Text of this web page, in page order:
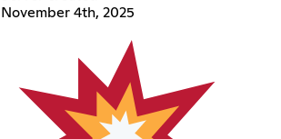
November 4th, 2025